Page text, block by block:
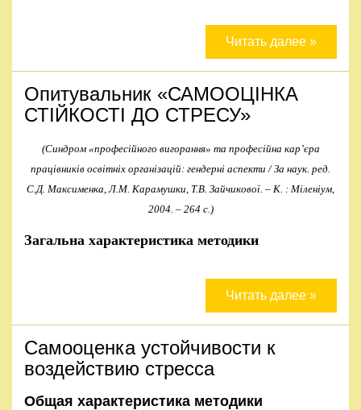
условия
Политика
конфиденциальности
Читать далее »
Опитувальник «САМООЦІНКА
СТІЙКОСТІ ДО СТРЕСУ»
(Синдром «професійного вигорання» та професійна кар’єра
працівників освітніх організацій: гендерні аспекти / За наук. ред.
С.Д. Максименка, Л.М. Карамушки, Т.В. Зайчикової. – К. : Міленіум,
2004. – 264 с.)
Загальна характеристика методики
Читать далее »
Самооценка устойчивости к
воздействию стресса
Общая характеристика методики